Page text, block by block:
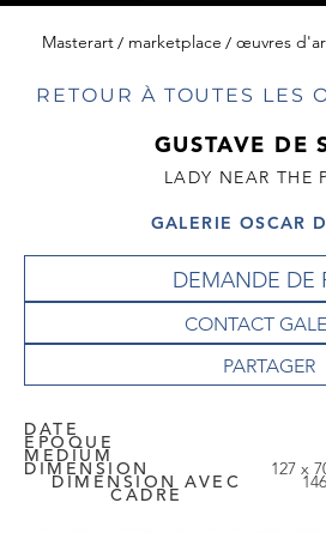
Masterart marketplace œuvres
RETOUR À TOUTES LES
GUSTAVE DE
LADY NEAR THE
GALERIE OSCAR
DEMANDE DE
CONTACT
DATE
EPOQUE
MEDIUM
DIMENSION 127 x
DIMENSION AVEC
CADRE